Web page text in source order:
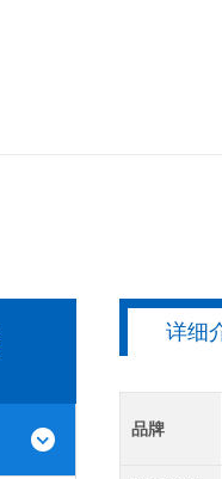
详细
品牌